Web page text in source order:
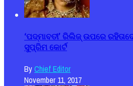
‘ପଦ୍ମାବତୀ’ ରିଲିଜ୍ ଉପରେ
ସୁପ୍ରିମ କୋର୍ଟ
ByChief Editor
November 11, 2017